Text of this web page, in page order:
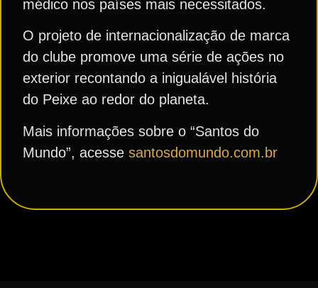
médico nos países mais necessitados.
O projeto de internacionalização de marca
do clube promove uma série de ações no
exterior recontando a inigualável história
do Peixe ao redor do planeta.
Mais informações sobre o “Santos do
Mundo”, acesse santosdomundo.com.br